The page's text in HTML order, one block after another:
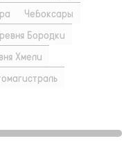
Чебоксары
Бородки
Хмели